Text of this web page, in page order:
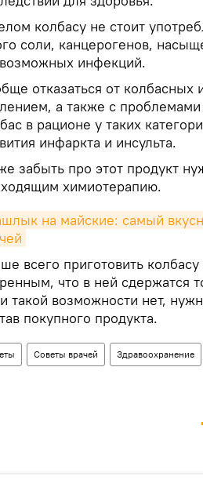
колбасу не стоит
соли, канцерогенов,
инфекций.
отказаться от
а также с
в рационе у таких
инфаркта и инсульта.
забыть про этот продукт
химиотерапию.
на майские: самый
всего приготовить
что в ней сдержатся
такой возможности нет,
покупного продукта.
Советы врачей Здравоохранение